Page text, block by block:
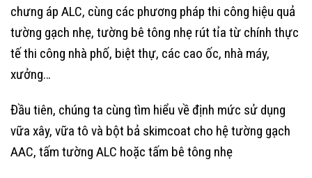
chưng áp ALC, cùng các phương pháp thi công hiệu quả
tường gạch nhẹ, tường bê tông nhẹ rút tỉa từ chính thực
tế thi công nhà phố, biệt thự, các cao ốc, nhà máy,
xưởng…
Đầu tiên, chúng ta cùng tìm hiểu về định mức sử dụng
vữa xây, vữa tô và bột bả skimcoat cho hệ tường gạch
AAC, tấm tường ALC hoặc tấm bê tông nhẹ